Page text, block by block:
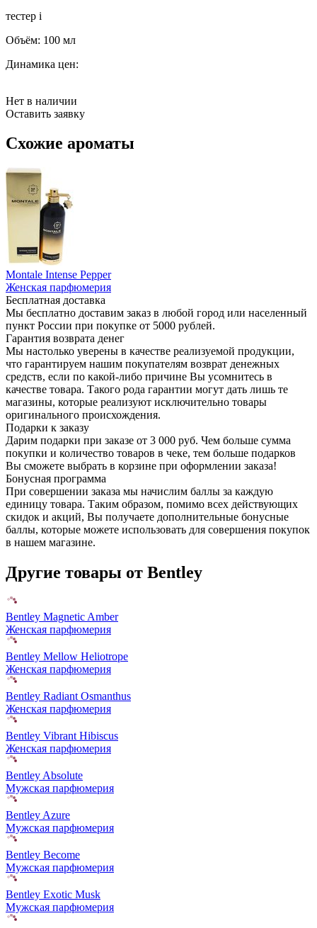
тестер i
Объём: 100 мл
Динамика цен:
Нет в наличии
Оставить заявку
Схожие ароматы
Montale Intense Pepper
Женская парфюмерия
Бесплатная доставка
Мы бесплатно доставим заказ в любой город или населенный
пункт России при покупке от 5000 рублей.
Гарантия возврата денег
Мы настолько уверены в качестве реализуемой продукции,
что гарантируем нашим покупателям возврат денежных
средств, если по какой-либо причине Вы усомнитесь в
качестве товара. Такого рода гарантии могут дать лишь те
магазины, которые реализуют исключительно товары
оригинального происхождения.
Подарки к заказу
Дарим подарки при заказе от 3 000 руб. Чем больше сумма
покупки и количество товаров в чеке, тем больше подарков
Вы сможете выбрать в корзине при оформлении заказа!
Бонусная программа
При совершении заказа мы начислим баллы за каждую
единицу товара. Таким образом, помимо всех действующих
скидок и акций, Вы получаете дополнительные бонусные
баллы, которые можете использовать для совершения покупок
в нашем магазине.
Другие товары от Bentley
Bentley Magnetic Amber
Женская парфюмерия
Bentley Mellow Heliotrope
Женская парфюмерия
Bentley Radiant Osmanthus
Женская парфюмерия
Bentley Vibrant Hibiscus
Женская парфюмерия
Bentley Absolute
Мужская парфюмерия
Bentley Azure
Мужская парфюмерия
Bentley Become
Мужская парфюмерия
Bentley Exotic Musk
Мужская парфюмерия